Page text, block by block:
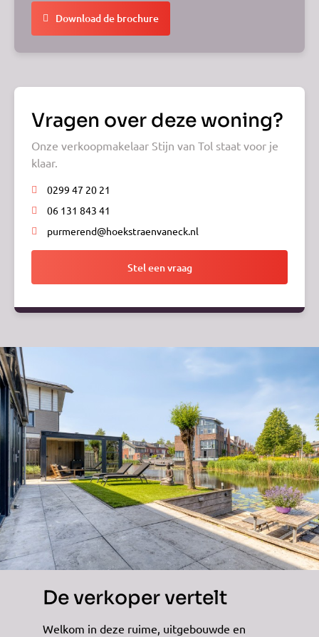
Download de brochure
Vragen over deze woning?
Onze verkoopmakelaar Stijn van Tol staat voor je
klaar.
0299 47 20 21
06 131 843 41
purmerend@hoekstraenvaneck.nl
Stel een vraag
De verkoper vertelt
Welkom in deze ruime, uitgebouwde en